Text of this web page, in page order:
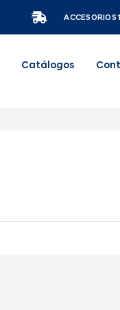
ACCESORIOS
Catálogos